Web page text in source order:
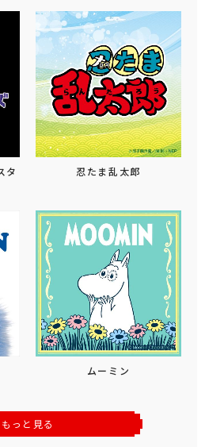
タ
忍たま乱太郎
ムーミン
もっと見る